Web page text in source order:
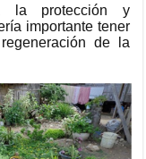
la protección y
importante tener
de la